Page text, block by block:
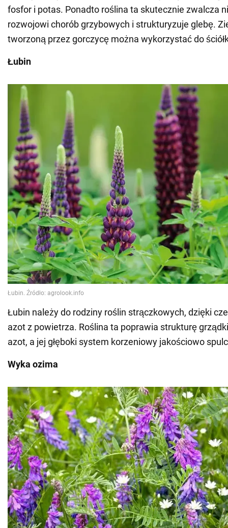
fosfor i potas. Ponadto roślina ta skutecznie zwalcza
rozwojowi chorób grzybowych i strukturyzuje glebę.
tworzoną przez gorczycę można wykorzystać do
Łubin
Łubin należy do rodziny roślin strączkowych, dzięki
azot z powietrza. Roślina ta poprawia strukturę
azot, a jej głęboki system korzeniowy jakościowo
Wyka ozima